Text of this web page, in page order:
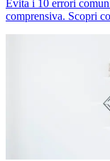
Evita i 10 errori
comprensiva. Scopri